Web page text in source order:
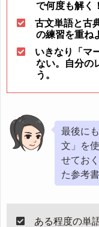
で何度も解く！
古文単語と古
の練習を重ね
いきなり「マ
ない。自分の
う。
最後に
文」を
せてお
た参考
ある程度の単